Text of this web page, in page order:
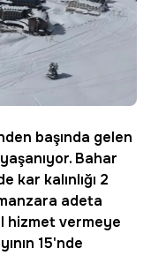
başında gelen
yaşanıyor. Bahar
kar kalınlığı 2
adeta
hizmet vermeye
15'nde